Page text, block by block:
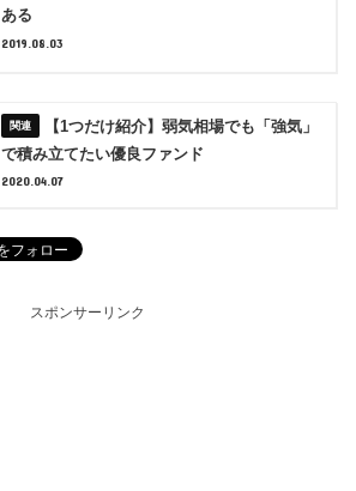
ある
2019.08.03
【1つだけ紹介】弱気相場でも「強気」
で積み立てたい優良ファンド
2020.04.07
スポンサーリンク